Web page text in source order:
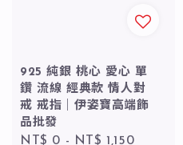
925 純銀 桃心 愛心 單
鑽 流線 經典款 情人對
戒 戒指｜伊姿寶高端飾
品批發
Regular
NT$ 0 - NT$ 1,150